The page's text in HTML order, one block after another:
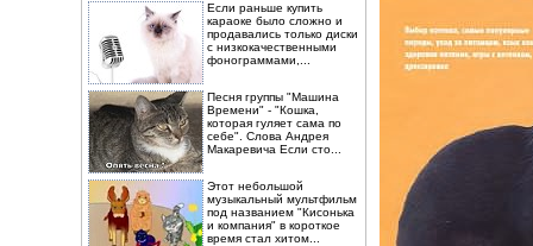
Если раньше купить
караоке было сложно и
продавались только диски
с низкокачественными
фонограммами,...
Песня группы "Машина
Времени" - "Кошка,
которая гуляет сама по
себе". Слова Андрея
Макаревича Если сто...
Этот небольшой
музыкальный мультфильм
под названием "Кисонька
и компания" в короткое
время стал хитом...